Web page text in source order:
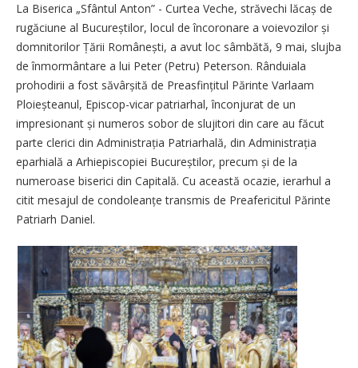
La Biserica „Sfântul Anton” - Curtea Veche, străvechi lăcaș de
rugăciune al Bucureștilor, locul de încoronare a voievozilor și
domnitorilor Țării Românești, a avut loc sâmbătă, 9 mai, slujba
de înmormântare a lui Peter (Petru) Peterson. Rânduiala
prohodirii a fost săvârșită de Preasfințitul Părinte Varlaam
Ploieșteanul, Episcop-vicar patriarhal, înconjurat de un
impresionant și numeros sobor de slujitori din care au făcut
parte clerici din Administrația Patriarhală, din Administrația
eparhială a Arhiepiscopiei Bucureștilor, precum și de la
numeroase biserici din Capitală. Cu această ocazie, ierarhul a
citit mesajul de condoleanțe transmis de Preafericitul Părinte
Patriarh Daniel.